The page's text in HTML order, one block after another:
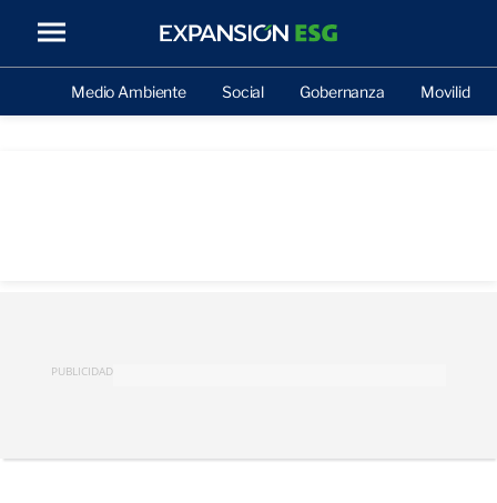
Medio Ambiente Social Gobernanza Movilidad
PUBLICIDAD